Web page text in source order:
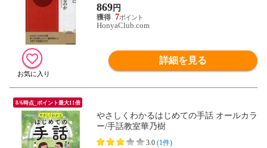
869円
7
HonyaClub.com
詳細を見る
8/6時点_ポイント最大11倍
やさしくわかるはじめての手話 オールカラ
ー/手話教室華乃樹
3.0 (1件)